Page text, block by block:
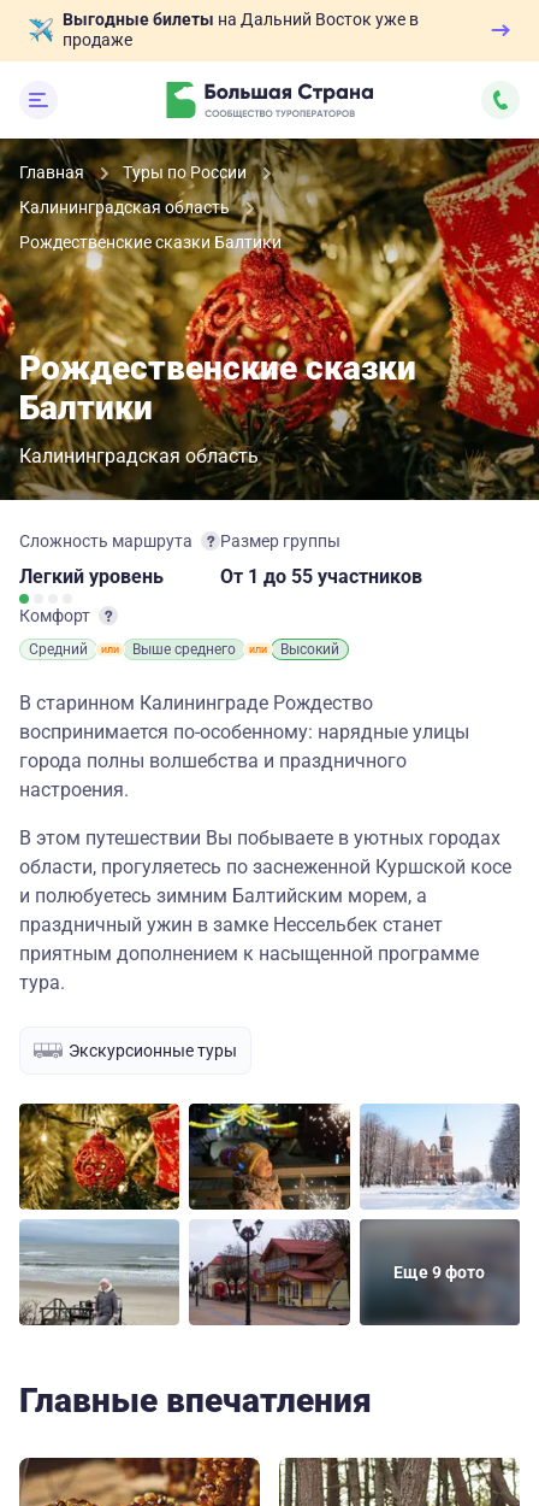
Выгодные билеты на Дальний Восток уже в
продаже
Главная
Туры по России
Калининградская область
Рождественские сказки Балтики
Рождественские сказки
Балтики
Калининградская область
Сложность маршрута
Легкий уровень
Комфорт
Средний Выше среднего Высокий
Размер группы
От 1 до 55 участников
В старинном Калининграде Рождество
воспринимается по-особенному: нарядные улицы
города полны волшебства и праздничного
настроения.
В этом путешествии Вы побываете в уютных городах
области, прогуляетесь по заснеженной Куршской косе
и полюбуетесь зимним Балтийским морем, а
праздничный ужин в замке Нессельбек станет
приятным дополнением к насыщенной программе
тура.
Экскурсионные туры
Еще 9 фото
Главные впечатления